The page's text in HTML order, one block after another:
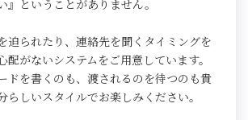
』ということがありません。
迫られたり、連絡先を聞くタイミングを
配がないシステムをご用意しています。
ドを書くのも、渡されるのを待つのも貴
らしいスタイルでお楽しみください。